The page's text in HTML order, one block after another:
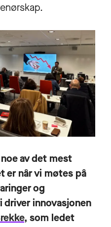
av det mest
er når vi møtes på
og
innovasjonen
, som ledet